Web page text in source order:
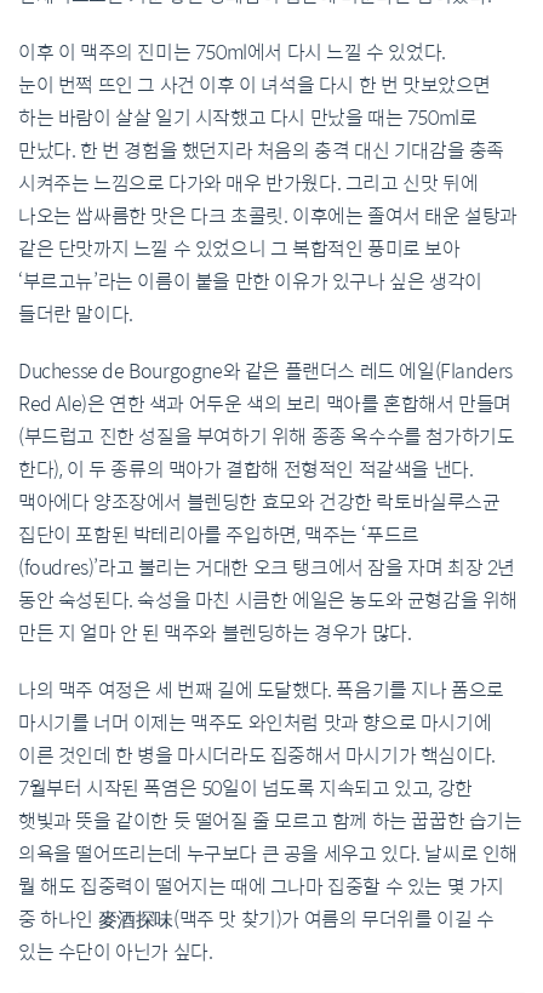
이후 이 맥주의 진미는 750ml에서 다시 느낄 수 있었다.
눈이 번쩍 뜨인 그 사건 이후 이 녀석을 다시 한 번 맛보았으면
하는 바람이 살살 일기 시작했고 다시 만났을 때는 750ml로
만났다. 한 번 경험을 했던지라 처음의 충격 대신 기대감을 충족
시켜주는 느낌으로 다가와 매우 반가웠다. 그리고 신맛 뒤에
나오는 쌉싸름한 맛은 다크 초콜릿. 이후에는 졸여서 태운 설탕과
같은 단맛까지 느낄 수 있었으니 그 복합적인 풍미로 보아
‘부르고뉴’라는 이름이 붙을 만한 이유가 있구나 싶은 생각이
들더란 말이다.
Duchesse de Bourgogne와 같은 플랜더스 레드 에일(Flanders
Red Ale)은 연한 색과 어두운 색의 보리 맥아를 혼합해서 만들며
(부드럽고 진한 성질을 부여하기 위해 종종 옥수수를 첨가하기도
한다), 이 두 종류의 맥아가 결합해 전형적인 적갈색을 낸다.
맥아에다 양조장에서 블렌딩한 효모와 건강한 락토바실루스균
집단이 포함된 박테리아를 주입하면, 맥주는 ‘푸드르
(foudres)’라고 불리는 거대한 오크 탱크에서 잠을 자며 최장 2년
동안 숙성된다. 숙성을 마친 시큼한 에일은 농도와 균형감을 위해
만든 지 얼마 안 된 맥주와 블렌딩하는 경우가 많다.
나의 맥주 여정은 세 번째 길에 도달했다. 폭음기를 지나 폼으로
마시기를 너머 이제는 맥주도 와인처럼 맛과 향으로 마시기에
이른 것인데 한 병을 마시더라도 집중해서 마시기가 핵심이다.
7월부터 시작된 폭염은 50일이 넘도록 지속되고 있고, 강한
햇빛과 뜻을 같이한 듯 떨어질 줄 모르고 함께 하는 꿉꿉한 습기는
의욕을 떨어뜨리는데 누구보다 큰 공을 세우고 있다. 날씨로 인해
뭘 해도 집중력이 떨어지는 때에 그나마 집중할 수 있는 몇 가지
중 하나인 麥酒探味(맥주 맛 찾기)가 여름의 무더위를 이길 수
있는 수단이 아닌가 싶다.